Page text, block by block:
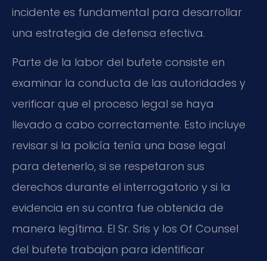
incidente es fundamental para desarrollar
una estrategia de defensa efectiva.
Parte de la labor del bufete consiste en
examinar la conducta de las autoridades y
verificar que el proceso legal se haya
llevado a cabo correctamente. Esto incluye
revisar si la policía tenía una base legal
para detenerlo, si se respetaron sus
derechos durante el interrogatorio y si la
evidencia en su contra fue obtenida de
manera legítima. El Sr. Sris y los Of Counsel
del bufete trabajan para identificar